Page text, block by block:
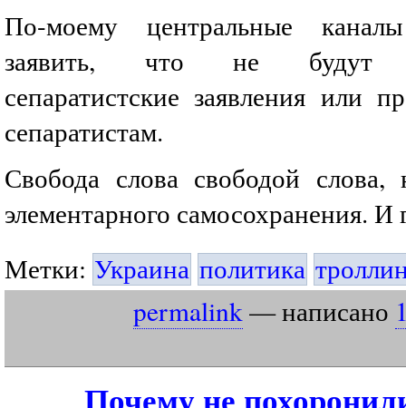
По-моему центральные
заявить, что не будут
сепаратистские заявления или
сепаратистам.
Свобода слова свободой
элементарного самосохранения. И
Метки: Украина политика
permalink— написано